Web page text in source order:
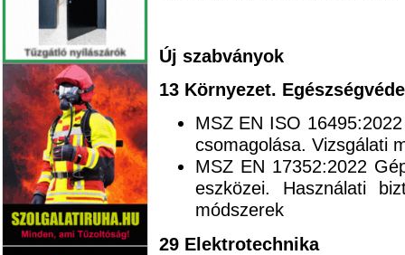
Új szabványok
13 Környezet.
MSZ EN ISO
csomagolása. Vizsgálati
MSZ EN 17352:2022
eszközei. Használati
módszerek
29 Elektrotechnika